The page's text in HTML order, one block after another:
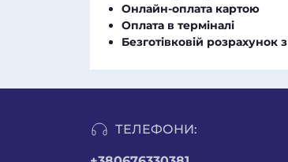
Онлайн-оплата картою
Оплата в терміналі
Безготівковій розрахунок
ТЕЛЕФОНИ: